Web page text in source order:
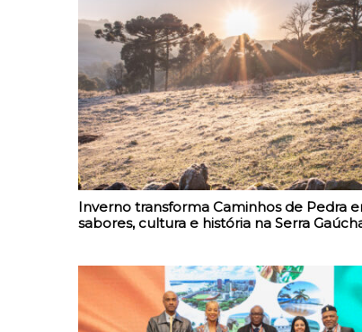
Inverno transforma Caminhos de Pedra
sabores, cultura e história na Serra